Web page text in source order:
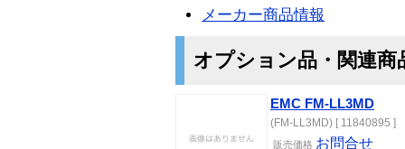
メーカー商品情報
オプション品・関連商
EMC FM-LL3MD
(FM-LL3MD) [ 11840895 ]
販売価格 お問合せ